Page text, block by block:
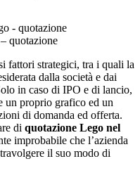
quotazione
fattori strategici, tra i quali la
dalla società e dai
in caso di IPO e di lancio,
un proprio grafico ed un
di domanda ed offerta.
di quotazione Lego nel
improbabile che l’azienda
il suo modo di